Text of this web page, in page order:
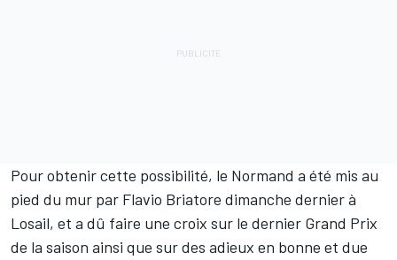
Pour obtenir cette possibilité, le Normand a été mis au
pied du mur par Flavio Briatore dimanche dernier à
Losail, et a dû faire une croix sur le dernier Grand Prix
de la saison ainsi que sur des adieux en bonne et due